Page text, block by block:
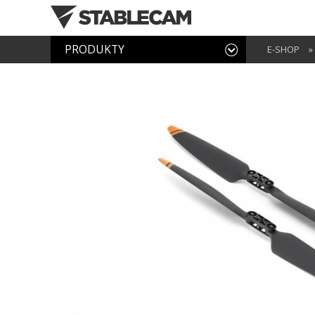
PRODUKTY E-SHOP »